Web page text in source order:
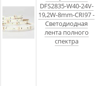
DFS2835-W40-24V-
19,2W-8mm-CRI97 -
Светодиодная
лента полного
спектра